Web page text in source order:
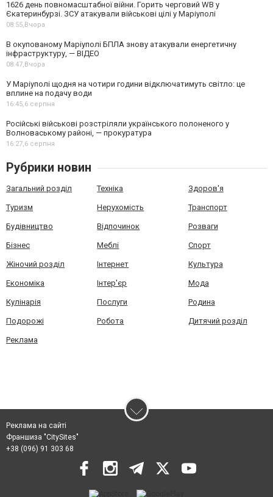
1626 день повномасштабної війни. Горить черговий WB у
Єкатеринбурзі. ЗСУ атакували військові цілі у Маріуполі
08:55,Вчора
В окупованому Маріуполі БПЛА знову атакували енергетичну
інфраструктуру, — ВІДЕО
08:47,Вчора
У Маріуполі щодня на чотири години відключатимуть світло: це
вплине на подачу води
16:45,6 серпня
Російські військові розстріляли українського полоненого у
Волноваському районі, — прокуратура
16:27,6 серпня
Рубрики новин
Загальний розділ Техніка Здоров'я
Туризм Нерухомість Транспорт
Будівництво Відпочинок Розваги
Бізнес Меблі Спорт
Жіночий розділ Інтернет Культура
Економіка Інтер'єр Мода
Кулінарія Послуги Родина
Подорожі Робота Дитячий розділ
Реклама
Реклама на сайті
Франшиза "CitySites"
+38 (096) 91 303 68